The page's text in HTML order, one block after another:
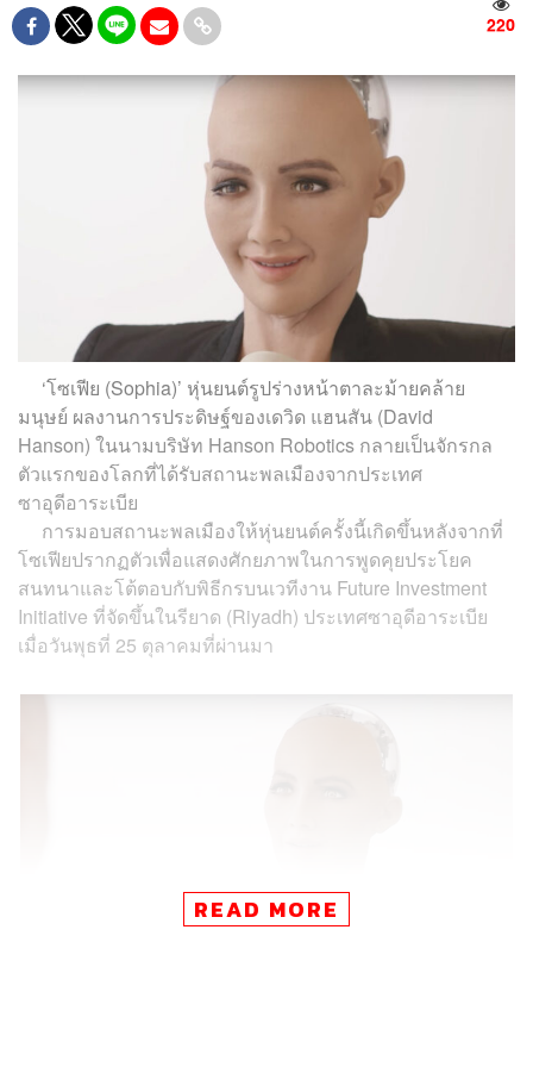
220
‘โซเฟีย (Sophia)’ หุ่นยนต์รูปร่างหน้าตาละม้ายคล้าย
มนุษย์ ผลงานการประดิษฐ์ของเดวิด แฮนสัน (David
Hanson) ในนามบริษัท Hanson Robotics กลายเป็นจักรกล
ตัวแรกของโลกที่ได้รับสถานะพลเมืองจากประเทศ
ซาอุดีอาระเบีย
การมอบสถานะพลเมืองให้หุ่นยนต์ครั้งนี้เกิดขึ้นหลังจากที่
โซเฟียปรากฏตัวเพื่อแสดงศักยภาพในการพูดคุยประโยค
สนทนาและโต้ตอบกับพิธีกรบนเวทีงาน Future Investment
Initiative ที่จัดขึ้นในรียาด (Riyadh) ประเทศซาอุดีอาระเบีย
เมื่อวันพุธที่ 25 ตุลาคมที่ผ่านมา
READ MORE